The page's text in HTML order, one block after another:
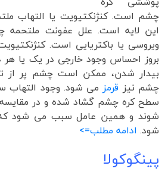
چشم است. کنژنکتیویت یا التهاب
این لایه است. علل عفونت ملتحمه
ویروسی یا باکتریایی است.
بروز احساس وجود خارجی در یک یا
بیدار شدن، ممکن است چشم پر از
چشم نیز قرمزمی شود. وجود التهاب
سطح کره چشم گشاد شده و در
شوند و همین عامل سبب می شود
شود. ادامه مطلب=>
پینگوکولا